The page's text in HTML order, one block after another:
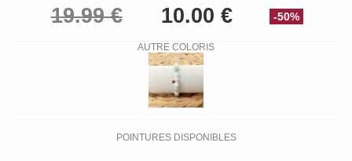
-50%
AUTRE COLORIS
POINTURES DISPONIBLES